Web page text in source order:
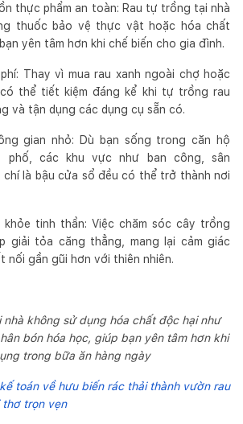
thực phẩm an toàn: Rau tự trồng tại nhà
thuốc bảo vệ thực vật hoặc hóa chất
yên tâm hơn khi chế biến cho gia đình.
Thay vì mua rau xanh ngoài chợ hoặc
thể tiết kiệm đáng kể khi tự trồng rau
và tận dụng các dụng cụ sẵn có.
gian nhỏ: Dù bạn sống trong căn hộ
phố, các khu vực như ban công, sân
chí là bậu cửa sổ đều có thể trở thành nơi
khỏe tinh thần: Việc chăm sóc cây trồng
giải tỏa căng thẳng, mang lại cảm giác
nối gần gũi hơn với thiên nhiên.
nhà không sử dụng hóa chất độc hại như
bón hóa học, giúp bạn yên tâm hơn khi
trong bữa ăn hàng ngày
toán về hưu biến rác thải thành vườn rau
trọn vẹn